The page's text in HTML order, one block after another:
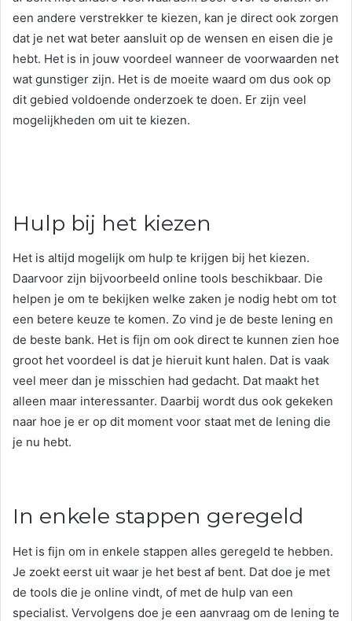
een andere verstrekker te kiezen, kan je direct ook zorgen
dat je net wat beter aansluit op de wensen en eisen die je
hebt. Het is in jouw voordeel wanneer de voorwaarden net
wat gunstiger zijn. Het is de moeite waard om dus ook op
dit gebied voldoende onderzoek te doen. Er zijn veel
mogelijkheden om uit te kiezen.
Hulp bij het kiezen
Het is altijd mogelijk om hulp te krijgen bij het kiezen.
Daarvoor zijn bijvoorbeeld online tools beschikbaar. Die
helpen je om te bekijken welke zaken je nodig hebt om tot
een betere keuze te komen. Zo vind je de beste lening en
de beste bank. Het is fijn om ook direct te kunnen zien hoe
groot het voordeel is dat je hieruit kunt halen. Dat is vaak
veel meer dan je misschien had gedacht. Dat maakt het
alleen maar interessanter. Daarbij wordt dus ook gekeken
naar hoe je er op dit moment voor staat met de lening die
je nu hebt.
In enkele stappen geregeld
Het is fijn om in enkele stappen alles geregeld te hebben.
Je zoekt eerst uit waar je het best af bent. Dat doe je met
de tools die je online vindt, of met de hulp van een
specialist. Vervolgens doe je een aanvraag om de lening te